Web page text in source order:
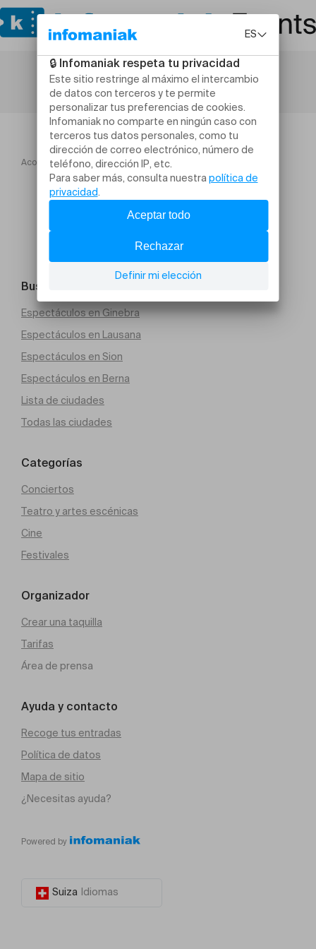
Acogida L'Exprimerie
Buscar un evento
Espectáculos en Ginebra
Espectáculos en Lausana
Espectáculos en Sion
Espectáculos en Berna
Lista de ciudades
Todas las ciudades
Categorías
Conciertos
Teatro y artes escénicas
Cine
Festivales
Organizador
Crear una taquilla
Tarifas
Área de prensa
Ayuda y contacto
Recoge tus entradas
Política de datos
Mapa de sitio
¿Necesitas ayuda?
Powered by
Suiza Idiomas